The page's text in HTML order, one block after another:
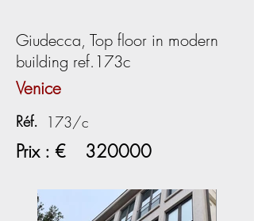
Giudecca, Top floor in modern
building ref.173c
Venice
Réf. 173/c
Prix : € 320000